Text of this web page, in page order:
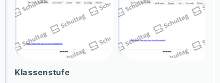
Klassenstufe